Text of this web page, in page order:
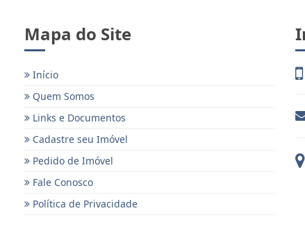
Mapa do Site
Início
Quem Somos
Links e Documentos
Cadastre seu Imóvel
Pedido de Imóvel
Fale Conosco
Política de Privacidade